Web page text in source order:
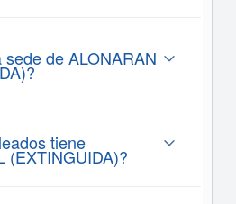
de ALONARAN
tiene
(EXTINGUIDA)?